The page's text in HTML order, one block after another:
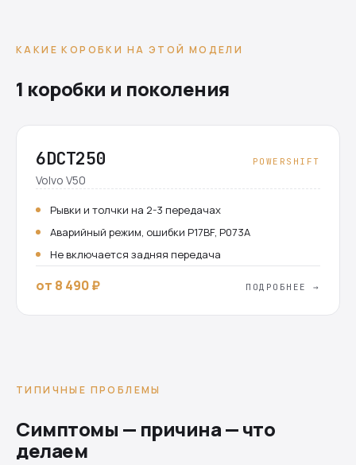
КАКИЕ КОРОБКИ НА ЭТОЙ МОДЕЛИ
1 коробки и поколения
6DCT250 POWERSHIFT
Volvo V50
Рывки и толчки на 2-3 передачах
Аварийный режим, ошибки P17BF, P073A
Не включается задняя передача
от 8 490 ₽ ПОДРОБНЕЕ →
ТИПИЧНЫЕ ПРОБЛЕМЫ
Симптомы — причина — что
делаем